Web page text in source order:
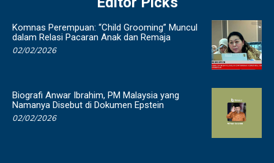
Komnas Perempuan: “Child Grooming” Muncul
dalam Relasi Pacaran Anak dan Remaja
02/02/2026
Biografi Anwar Ibrahim, PM Malaysia yang
Namanya Disebut di Dokumen Epstein
02/02/2026